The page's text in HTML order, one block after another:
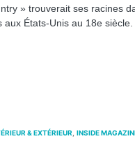
» trouverait ses racines
aux États-Unis au 18e siècle.
& EXTÉRIEUR INSIDE